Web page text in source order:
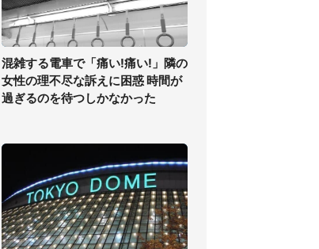
混雑する電車で「痛い!痛い!」隣の
女性の理不尽な訴えに困惑 時間が
過ぎるのを待つしかなかった